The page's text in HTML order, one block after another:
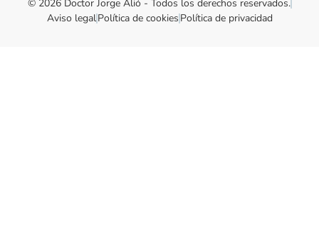
© 2026 Doctor Jorge Alió - Todos los derechos reservados.
Aviso legalPolítica de cookies Política de privacidad